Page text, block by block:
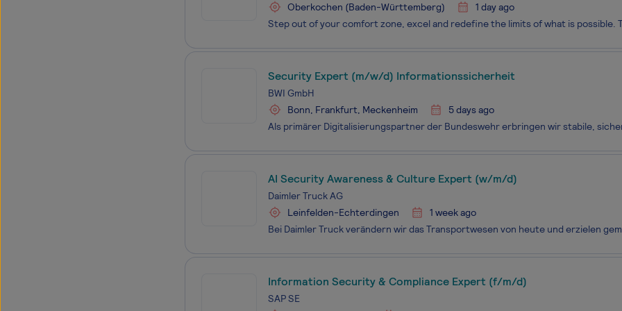
Oberkochen (Baden-Württemberg)
1 day ago
Security Expert (m/w/d) Informationssicherheit
BWI GmbH
Bonn, Frankfurt, Meckenheim
5 days ago
AI Security Awareness & Culture Expert (w/m/d)
Daimler Truck AG
Leinfelden-Echterdingen
1 week ago
Information Security & Compliance Expert (f/m/d)
SAP SE